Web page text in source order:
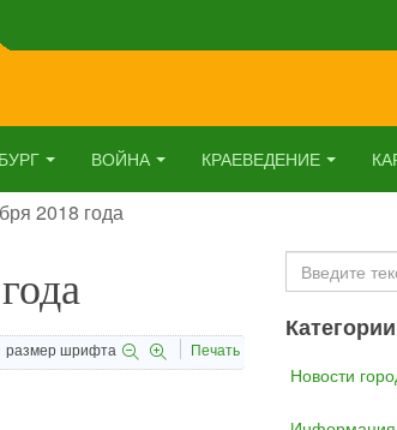
ВОЙНА КРАЕВЕДЕНИЕ
2018 года
размер шрифта Печать
Искать...
Новости